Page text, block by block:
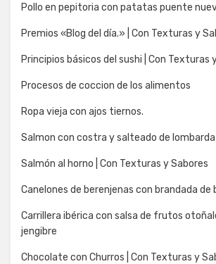
Pollo en pepitoria con patatas puente
Premios «Blog del día.» | Con Texturas y
Principios básicos del sushi | Con Texturas
Procesos de coccion de los alimentos
Ropa vieja con ajos tiernos.
Salmon con costra y salteado de lombarda
Salmón al horno | Con Texturas y Sabores
Canelones de berenjenas con brandada de
Carrillera ibérica con salsa de frutos
jengibre
Chocolate con Churros | Con Texturas y